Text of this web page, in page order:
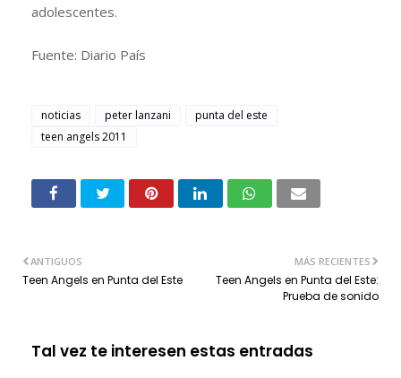
adolescentes.
Fuente: Diario País
noticias peter lanzani
punta del este
teen angels 2011
MÁS RECIENTES
Teen Angels en Punta del Este:
Prueba de sonido
ANTIGUOS
Teen Angels en Punta del Este
Tal vez te interesen estas entradas